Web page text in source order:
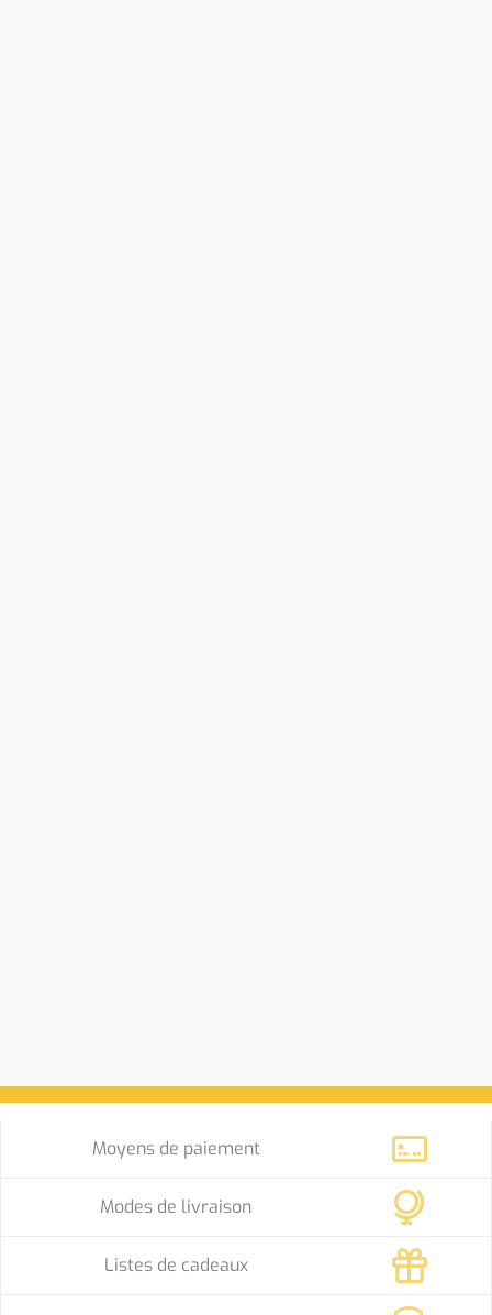
Moyens de paiement
Modes de livraison
Listes de cadeaux